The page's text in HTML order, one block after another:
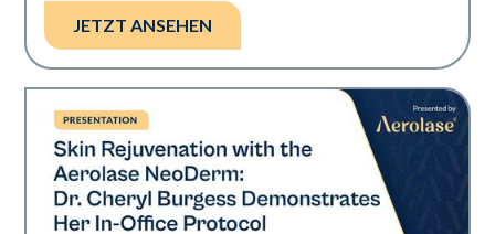
JETZT ANSEHEN